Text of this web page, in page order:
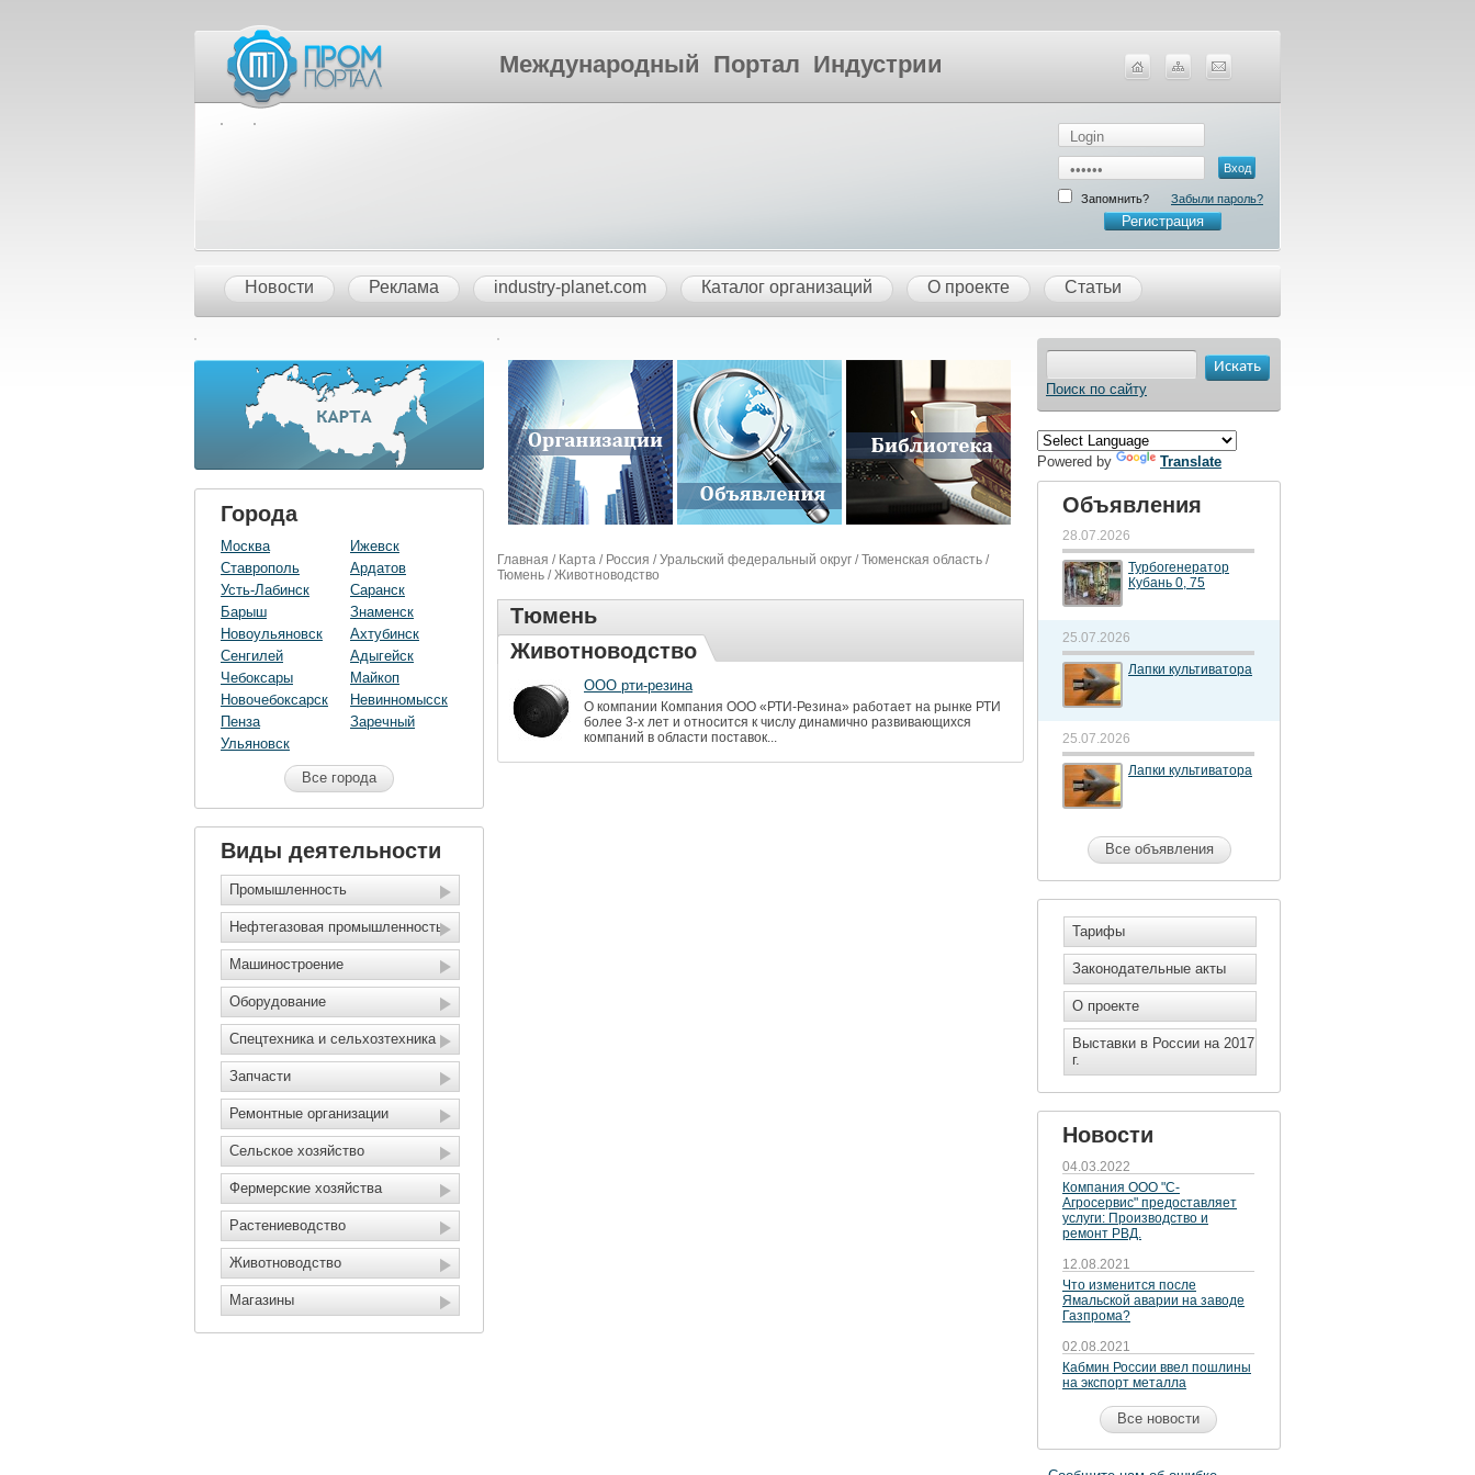
Международный Портал Индустрии
Запомнить? Забыли пароль?
Регистрация
Новости Реклама industry-planet.com Каталог организаций О проекте Статьи
Города
Москва
Ставрополь
Усть-Лабинск
Барыш
Новоульяновск
Сенгилей
Чебоксары
Новочебоксарск
Пенза
Ульяновск
Ижевск
Ардатов
Саранск
Знаменск
Ахтубинск
Адыгейск
Майкоп
Невинномысск
Заречный
Все города
Виды деятельности
Промышленность
Нефтегазовая промышленность
Машиностроение
Оборудование
Спецтехника и сельхозтехника
Запчасти
Ремонтные организации
Сельское хозяйство
Фермерские хозяйства
Растениеводство
Животноводство
Магазины
Главная / Карта / Россия /Уральский федеральный округ /Тюменская область /
Тюмень / Животноводство
Тюмень
Животноводство
ООО рти-резина
О компании Компания ООО «РТИ-Резина» работает на рынке РТИ
более 3-х лет и относится к числу динамично развивающихся
компаний в области поставок...
Поиск по сайту
Powered by Translate
Объявления
28.07.2026
Турбогенератор
Кубань 0, 75
25.07.2026
Лапки культиватора
25.07.2026
Лапки культиватора
Все объявления
Тарифы
Законодательные акты
О проекте
Выставки в России на 2017
г.
Новости
04.03.2022
Компания ООО "С-
Агросервис" предоставляет
услуги: Производство и
ремонт РВД.
12.08.2021
Что изменится после
Ямальской аварии на заводе
Газпрома?
02.08.2021
Кабмин России ввел пошлины
на экспорт металла
Все новости